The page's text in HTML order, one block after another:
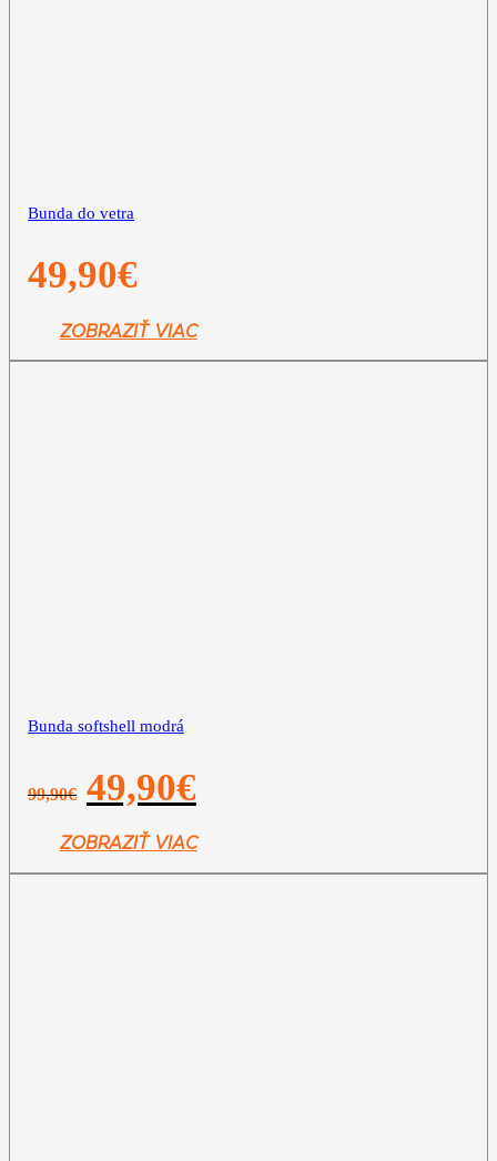
Bunda do vetra
49,90€
ZOBRAZIŤ VIAC
Bunda softshell modrá
99,90€
Pôvodná
cena
99,90€.
49,90€
49,90€.
ZOBRAZIŤ VIAC